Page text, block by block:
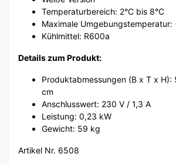
Temperaturbereich: 2°C bis 8°C
Maximale Umgebungstemperatur:
Kühlmittel: R600a
Details zum Produkt:
Produktabmessungen (B x T x H):
cm
Anschlusswert: 230 V / 1,3 A
Leistung: 0,23 kW
Gewicht: 59 kg
Artikel Nr. 6508